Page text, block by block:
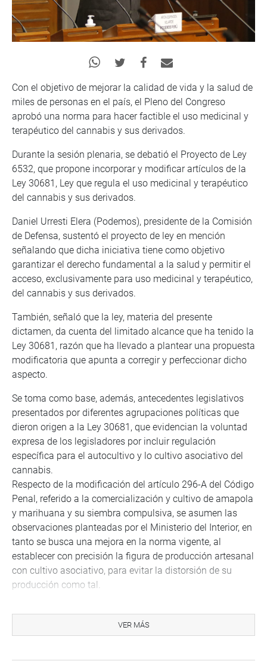
Con el objetivo de mejorar la calidad de vida y la salud de
miles de personas en el país, el Pleno del Congreso
aprobó una norma para hacer factible el uso medicinal y
terapéutico del cannabis y sus derivados.
Durante la sesión plenaria, se debatió el Proyecto de Ley
6532, que propone incorporar y modificar artículos de la
Ley 30681, Ley que regula el uso medicinal y terapéutico
del cannabis y sus derivados.
Daniel Urresti Elera (Podemos), presidente de la Comisión
de Defensa, sustentó el proyecto de ley en mención
señalando que dicha iniciativa tiene como objetivo
garantizar el derecho fundamental a la salud y permitir el
acceso, exclusivamente para uso medicinal y terapéutico,
del cannabis y sus derivados.
También, señaló que la ley, materia del presente
dictamen, da cuenta del limitado alcance que ha tenido la
Ley 30681, razón que ha llevado a plantear una propuesta
modificatoria que apunta a corregir y perfeccionar dicho
aspecto.
Se toma como base, además, antecedentes legislativos
presentados por diferentes agrupaciones políticas que
dieron origen a la Ley 30681, que evidencian la voluntad
expresa de los legisladores por incluir regulación
específica para el autocultivo y lo cultivo asociativo del
cannabis.
Respecto de la modificación del artículo 296-A del Código
Penal, referido a la comercialización y cultivo de amapola
y marihuana y su siembra compulsiva, se asumen las
observaciones planteadas por el Ministerio del Interior, en
tanto se busca una mejora en la norma vigente, al
establecer con precisión la figura de producción artesanal
con cultivo asociativo, para evitar la distorsión de su
producción como tal.
enfermedades y que requieren el uso medicinal y
terapéutico a través del uso del cannabis. “A través de
VER MÁS